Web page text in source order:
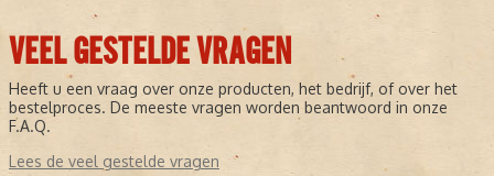
VEEL GESTELDE VRAGEN
Heeft u een vraag over onze producten, het bedrijf, of over het
bestelproces. De meeste vragen worden beantwoord in onze
F.A.Q.
Lees de veel gestelde vragen